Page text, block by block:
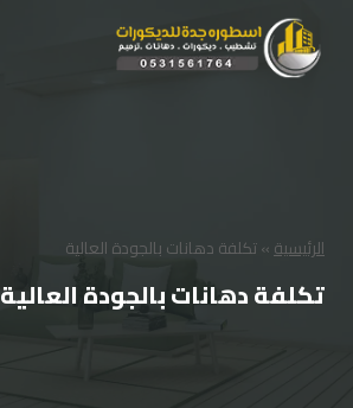
المحتوى
الرئيسية»تكلفة دهانات بالجودة العالية
تكلفة دهانات بالجودة العالية